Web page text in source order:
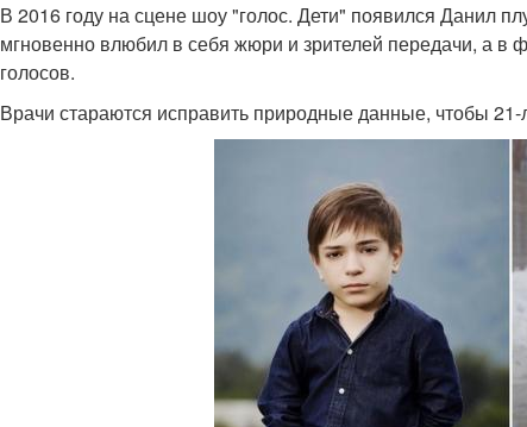
В 2016 году на сцене шоу "голос. Дети" появился Данил
мгновенно влюбил в себя жюри и зрителей передачи, а
голосов.
Врачи стараются исправить природные данные, чтобы 21-